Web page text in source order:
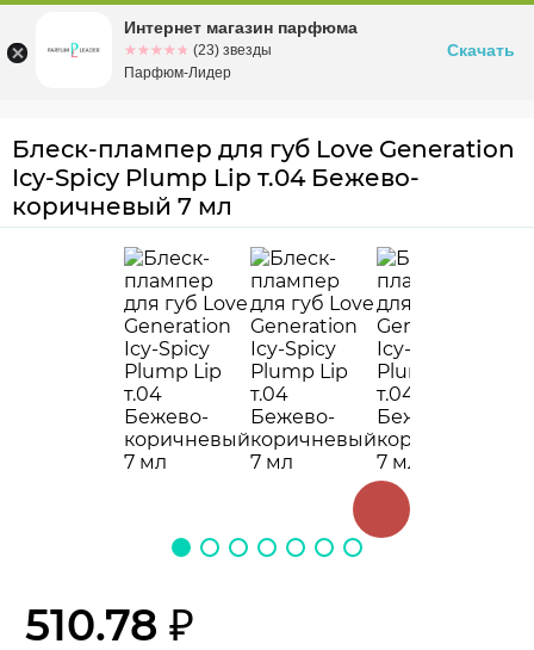
Омскул. Заозерная, 11, к. 1
Блеск-плампер для губ Love Generation
Icy-Spicy Plump Lip т.04 Бежево-
коричневый 7 мл
510.78 ₽
Интернет магазин парфюма
☆☆☆☆☆
★★★★★ (23) звезды
Парфюм-Лидер
Скачать